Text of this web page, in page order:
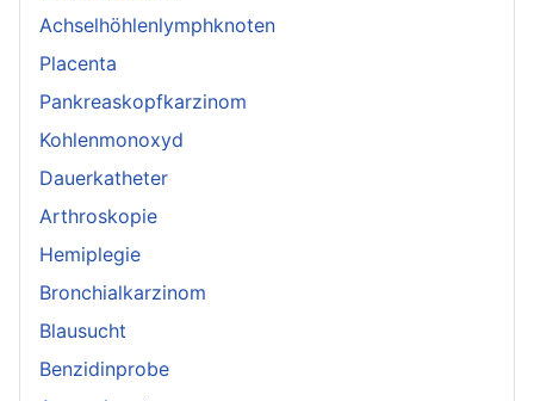
Achselhöhlenlymphknoten
Placenta
Pankreaskopfkarzinom
Kohlenmonoxyd
Dauerkatheter
Arthroskopie
Hemiplegie
Bronchialkarzinom
Blausucht
Benzidinprobe